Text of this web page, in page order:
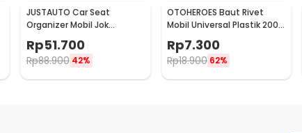
JUSTAUTO Car Seat
Organizer Mobil Jok
Barang Tisu - Z-354
Rp51.700
Rp88.900 42%
OTOHEROES Baut Rivet
Mobil Universal Plastik 200
PCS - PE02
Rp7.300
Rp18.900 62%